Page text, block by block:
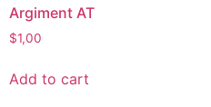
Argiment AT
$1,00
Add to cart